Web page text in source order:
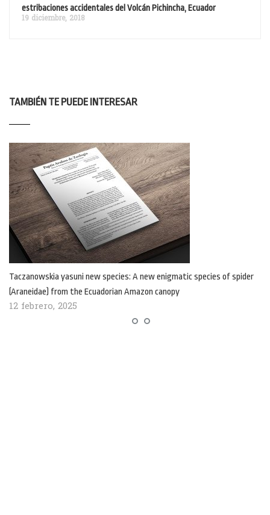
estribaciones accidentales del Volcán Pichincha, Ecuador
19 diciembre, 2018
TAMBIÉN TE PUEDE INTERESAR
Taczanowskia yasuni new species: A new enigmatic species of spider
(Araneidae) from the Ecuadorian Amazon canopy
12 febrero, 2025